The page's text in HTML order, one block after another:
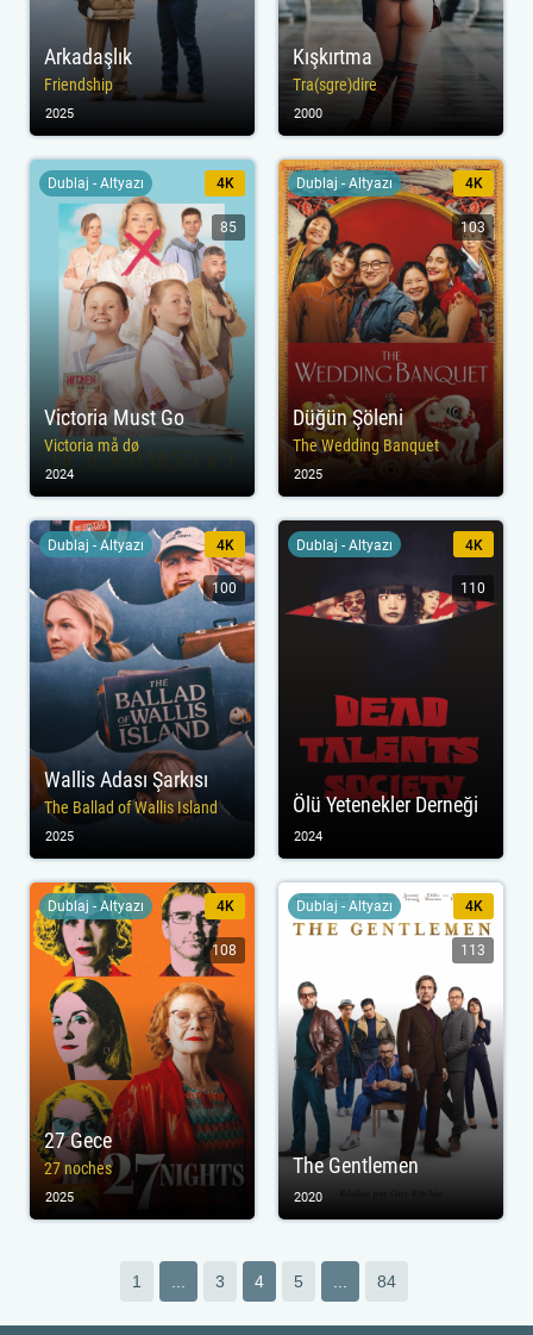
Arkadaşlık
Friendship
2025
Kışkırtma
Tra(sgre)dire
2000
Victoria Must Go
Victoria må dø
Dublaj - Altyazı 4K
85
2024
Düğün Şöleni
The Wedding Banquet
Dublaj - Altyazı 4K
103
2025
Wallis Adası Şarkısı
The Ballad of Wallis Island
Dublaj - Altyazı 4K
100
2025
Ölü Yetenekler Derneği
Dublaj - Altyazı 4K
110
2024
27 Gece
27 noches
Dublaj - Altyazı 4K
108
2025
The Gentlemen
Dublaj - Altyazı 4K
113
2020
1 3 4 5 84